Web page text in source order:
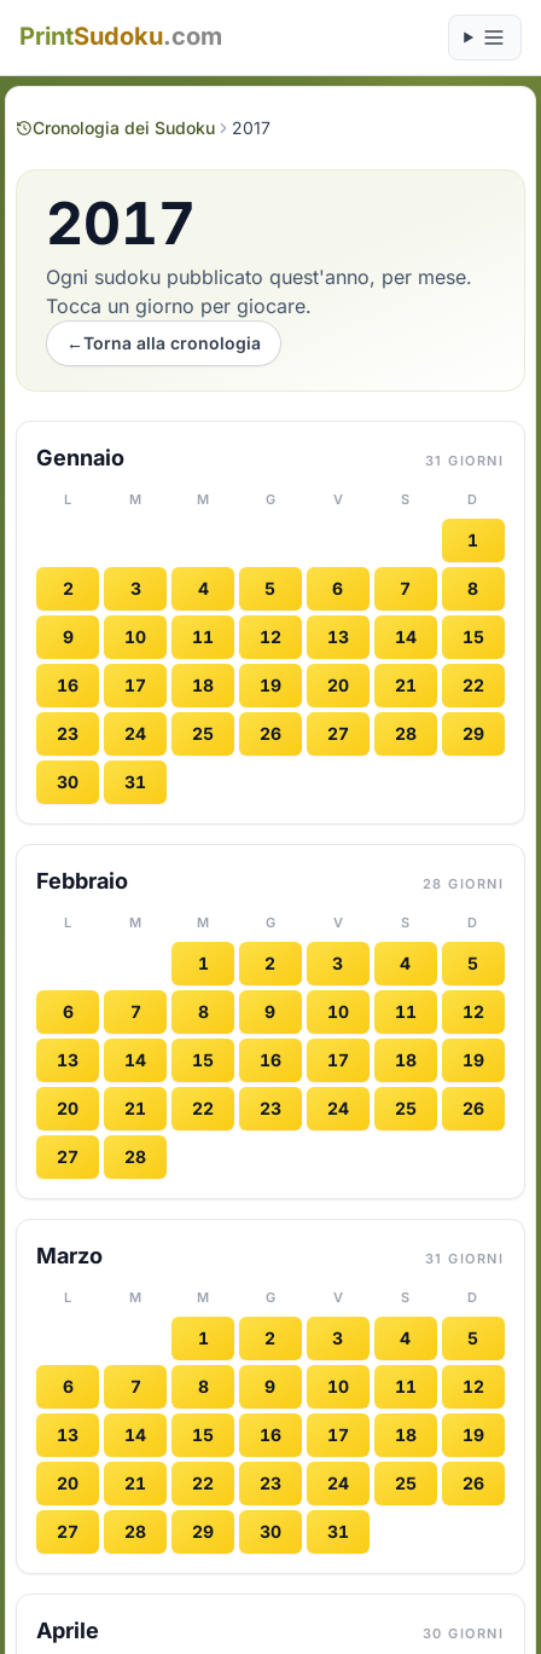
PrintSudoku.com
Cronologia dei Sudoku 2017
2017
Ogni sudoku pubblicato quest'anno, per mese.
Tocca un giorno per giocare.
←Torna alla cronologia
Gennaio 31 GIORNI
L M M G V S D
1
2 3 4 5 6 7 8
9 10 11 12 13 14 15
16 17 18 19 20 21 22
23 24 25 26 27 28 29
30 31
Febbraio 28 GIORNI
L M M G V S D
1 2 3 4 5
6 7 8 9 10 11 12
13 14 15 16 17 18 19
20 21 22 23 24 25 26
27 28
Marzo 31 GIORNI
L M M G V S D
1 2 3 4 5
6 7 8 9 10 11 12
13 14 15 16 17 18 19
20 21 22 23 24 25 26
27 28 29 30 31
Aprile 30 GIORNI